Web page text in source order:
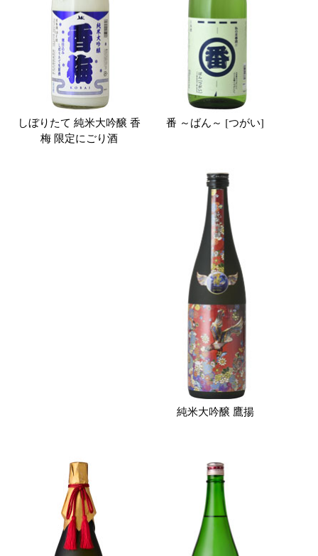
しぼりたて 純米大吟醸 香
梅 限定にごり酒
番 ～ばん～ [つがい]
純米大吟醸 鷹揚